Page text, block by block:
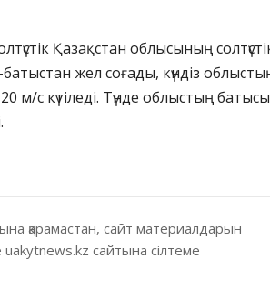
Қазақстан облысының
батыстан жел соғады, күндіз
м/с күтіледі. Түнде облыстың
қарамастан, сайт материалдарын
сайтына сілтеме